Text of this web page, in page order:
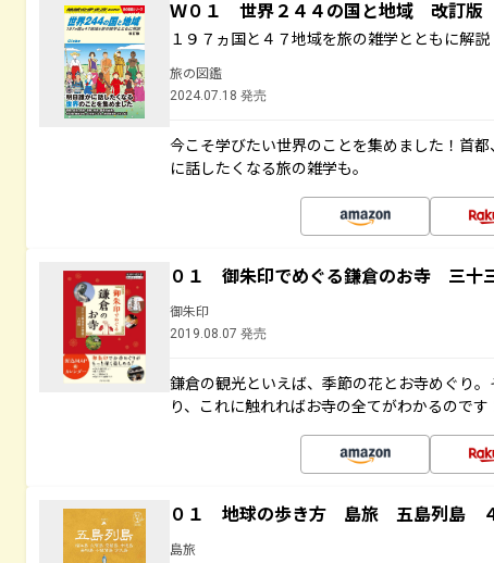
Ｗ０１ 世界２４４の国と地域 改訂版
１９７ヵ国と４７地域を旅の雑学とともに解説
旅の図鑑
2024.07.18 発売
今こそ学びたい世界のことを集めました！首
に話したくなる旅の雑学も。
０１ 御朱印でめぐる鎌倉のお寺 三十
御朱印
2019.08.07 発売
鎌倉の観光といえば、季節の花とお寺めぐり
り、これに触れればお寺の全てがわかるのです
０１ 地球の歩き方 島旅 五島列島
島旅